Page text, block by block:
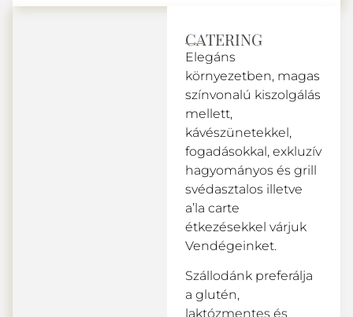
CATERING
Elegáns
környezetben, magas
színvonalú kiszolgálás
mellett,
kávészünetekkel,
fogadásokkal, exkluzív
hagyományos és grill
svédasztalos illetve
a’la carte
étkezésekkel várjuk
Vendégeinket.
Szállodánk preferálja
a glutén,
laktózmentes és